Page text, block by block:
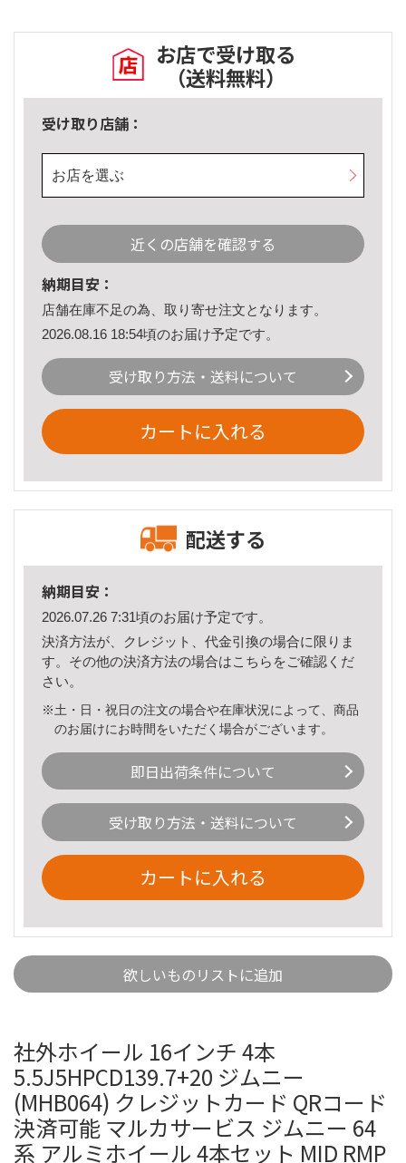
お店で受け取る
（送料無料）
受け取り店舗：
お店を選ぶ
近くの店舗を確認する
納期目安：
店舗在庫不足の為、取り寄せ注文となります。
2026.08.16 18:54頃のお届け予定です。
受け取り方法・送料について
カートに入れる
配送する
納期目安：
2026.07.26 7:31頃のお届け予定です。
決済方法が、クレジット、代金引換の場合に限りま
す。その他の決済方法の場合はこちら をご確認くだ
さい。
※土・日・祝日の注文の場合や在庫状況によって、商品
のお届けにお時間をいただく場合がございます。
即日出荷条件について
受け取り方法・送料について
カートに入れる
欲しいものリストに追加
社外ホイール 16インチ 4本
5.5J5HPCD139.7+20 ジムニー
(MHB064) クレジットカード QRコード
決済可能 マルカサービス ジムニー 64
系 アルミホイール 4本セット MID RMP